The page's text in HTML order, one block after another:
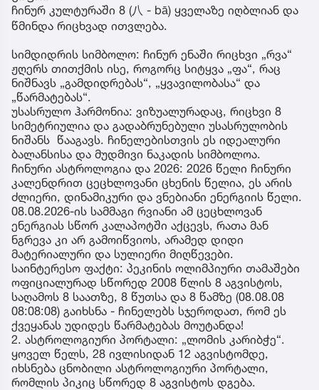
ჩინურ კულტურაში 8 (八 - bā) ყველაზე იღბლიან და
წმინდა რიცხვად ითვლება.
სიმდიდრის სიმბოლო: ჩინურ ენაში რიცხვი „რვა“
ჟღერს თითქმის ისე, როგორც სიტყვა „ფა“, რაც
ნიშნავს „გამდიდრებას“, „ყვავილობასა“ და
„წარმატებას“.
უსასრულო ჰარმონია: ვიზუალურადაც, რიცხვი 8
სიმეტრიულია და გადაბრუნებული უსასრულობის
ნიშანს წააგავს. ჩინელებისთვის ეს იდეალური
ბალანსისა და მუდმივი ნაკადის სიმბოლოა.
ჩინური ასტროლოგია და 2026: 2026 წელი ჩინური
კალენდრით ცეცხლოვანი ცხენის წელია, ეს არის
ძლიერი, დინამიკური და ვნებიანი ენერგიის წელი.
08.08.2026-ის სამმაგი რვიანი ამ ცეცხლოვან
ენერგიას სწორ კალაპოტში აქცევს, რათა მან
ნგრევა კი არ გამოიწვიოს, არამედ დიდი
მატერიალური და სულიერი მიღწევები.
საინტერესო ფაქტი: პეკინის ოლიმპიური თამაშები
ოფიციალურად სწორედ 2008 წლის 8 აგვისტოს,
საღამოს 8 საათზე, 8 წუთსა და 8 წამზე (08.08.08
08:08:08) გაიხსნა - ჩინელებს სჯეროდათ, რომ ეს
ქვეყანას უდიდეს წარმატებას მოუტანდა!
2. ასტროლოგიური პორტალი: „ლომის კარიბჭე“.
ყოველ წელს, 28 ივლისიდან 12 აგვისტომდე,
იხსნება ცნობილი ასტროლოგიური პორტალი,
რომლის პიკიც სწორედ 8 აგვისტოს დგება.